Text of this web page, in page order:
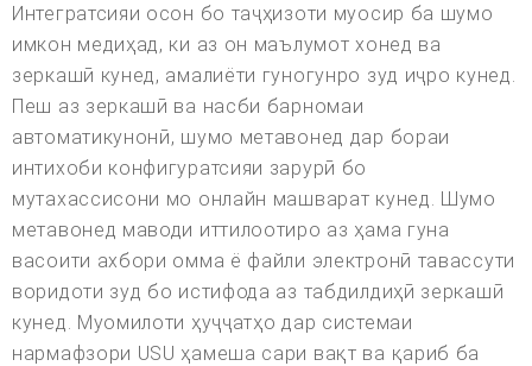
Интегратсияи осон бо таҷҳизоти муосир ба шумо
имкон медиҳад, ки аз он маълумот хонед ва
зеркашӣ кунед, амалиёти гуногунро зуд иҷро кунед.
Пеш аз зеркашӣ ва насби барномаи
автоматикунонӣ, шумо метавонед дар бораи
интихоби конфигуратсияи зарурӣ бо
мутахассисони мо онлайн машварат кунед. Шумо
метавонед маводи иттилоотиро аз ҳама гуна
васоити ахбори омма ё файли электронӣ тавассути
воридоти зуд бо истифода аз табдилдиҳӣ зеркашӣ
кунед. Муомилоти ҳуҷҷатҳо дар системаи
нармафзори USU ҳамеша сари вақт ва қариб ба